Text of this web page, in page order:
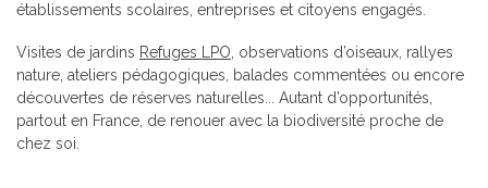
établissements scolaires, entreprises et citoyens engagés.
Visites de jardins Refuges LPO , observations d’oiseaux, rallyes
nature, ateliers pédagogiques, balades commentées ou encore
découvertes de réserves naturelles... Autant d’opportunités,
partout en France, de renouer avec la biodiversité proche de
chez soi.